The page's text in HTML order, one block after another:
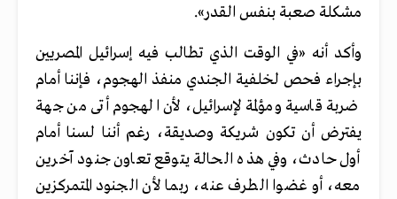
مشكلة صعبة بنفس القدر».
وأكد أنه «في الوقت الذي تطالب فيه إسرائيل المصريين
بإجراء فحص لخلفية الجندي منفذ الهجوم، فإننا أمام
ضربة قاسية ومؤلمة لإسرائيل، لأن الهجوم أتى من جهة
يفترض أن تكون شريكة وصديقة، رغم أننا لسنا أمام
أول حادث، وفي هذه الحالة يتوقع تعاون جنود آخرين
معه، أو غضوا الطرف عنه، ربما لأن الجنود المتمركزين